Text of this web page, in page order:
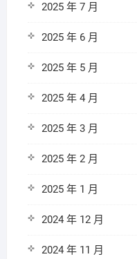
2025 年 7 月
2025 年 6 月
2025 年 5 月
2025 年 4 月
2025 年 3 月
2025 年 2 月
2025 年 1 月
2024 年 12 月
2024 年 11 月